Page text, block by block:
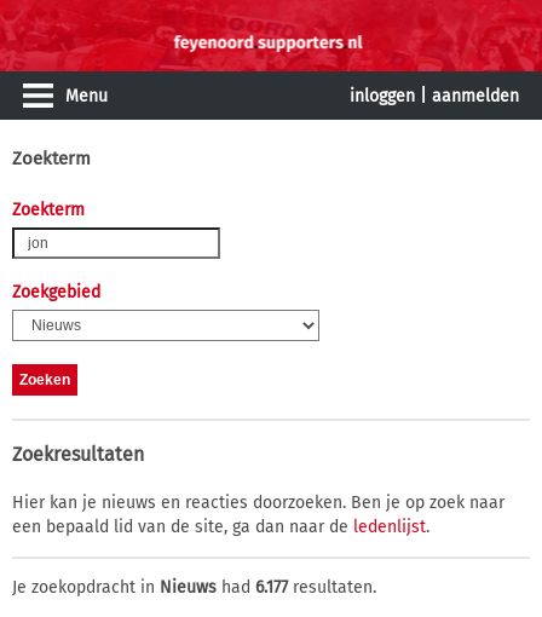
Menu inloggen aanmelden
Zoekterm
Zoekterm
Zoekgebied
Zoekresultaten
Hier kan je nieuws en reacties doorzoeken. Ben je op zoek naar
een bepaald lid van de site, ga dan naar de ledenlijst.
Je zoekopdracht in Nieuws had 6.177resultaten.